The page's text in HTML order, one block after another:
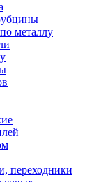
металлу
переходники